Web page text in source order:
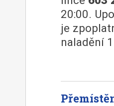
20:00.
je
naladění